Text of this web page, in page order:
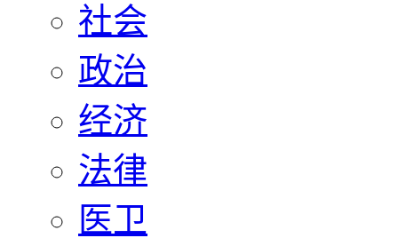
社会
政治
经济
法律
医卫